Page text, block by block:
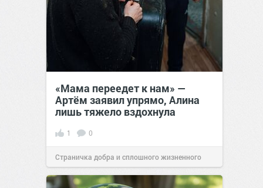
«Мама переедет к нам» —
Артём заявил упрямо, Алина
лишь тяжело вздохнула
1 0
Страничка добра и сплошного жизненного
позитива!00:2807 авг 2026